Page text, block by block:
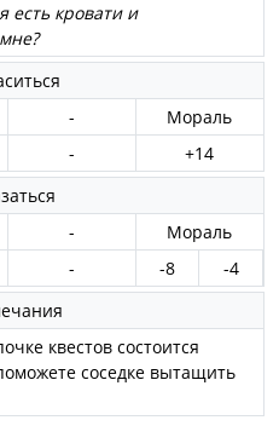
кровати и
-
Мораль
-
+14
-
Мораль
- -8
-4
квестов состоится
соседке вытащить